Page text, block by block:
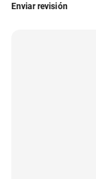
Enviar revisión